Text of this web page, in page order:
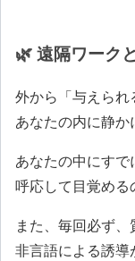
🌿 遠隔ワーク
外から「与えられ
あなたの内に静か
あなたの中にすで
呼応して目覚める
また、毎回必ず、
非言語による誘導